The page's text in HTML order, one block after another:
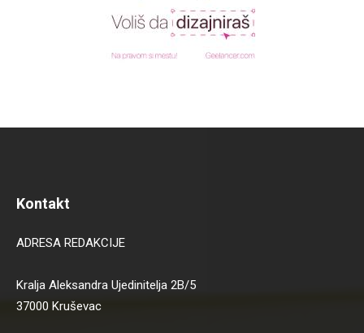
Kontakt
ADRESA REDAKCIJE
Kralja Aleksandra Ujedinitelja 2B/5
37000 Kruševac